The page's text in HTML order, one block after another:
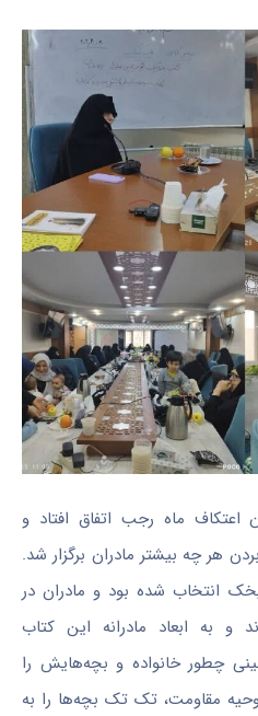
اعتکاف ماه رجب اتفاق افتاد و
هر چه بیشتر مادران برگزار شد.
انتخاب شده بود و مادران در
به ابعاد مادرانه این کتاب
چطور خانواده و بچه‌هایش را
مقاومت، تک تک بچه‌ها را به